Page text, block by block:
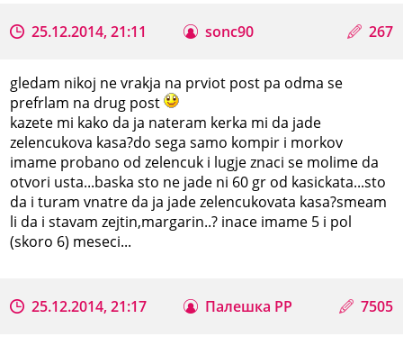
25.12.2014, 21:11 sonc90 267
gledam nikoj ne vrakja na prviot post pa odma se
prefrlam na drug post
kazete mi kako da ja nateram kerka mi da jade
zelencukova kasa?do sega samo kompir i morkov
imame probano od zelencuk i lugje znaci se molime da
otvori usta...baska sto ne jade ni 60 gr od kasickata...sto
da i turam vnatre da ja jade zelencukovata kasa?smeam
li da i stavam zejtin,margarin..? inace imame 5 i pol
(skoro 6) meseci...
25.12.2014, 21:17 Палешка РР 7505